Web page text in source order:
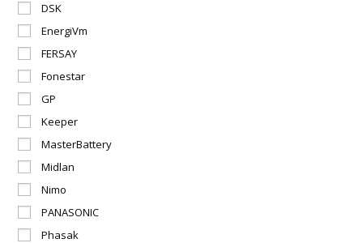
DSK
EnergiVm
FERSAY
Fonestar
GP
Keeper
MasterBattery
Midlan
Nimo
PANASONIC
Phasak